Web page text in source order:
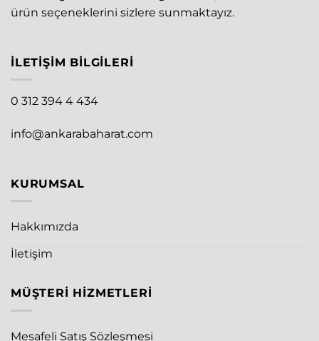
ürün seçeneklerini sizlere sunmaktayız.
İLETIŞIM BILGILERI
0 312 394 4 434
info@ankarabaharat.com
KURUMSAL
Hakkımızda
İletişim
MÜŞTERI HIZMETLERI
Mesafeli Satış Sözleşmesi